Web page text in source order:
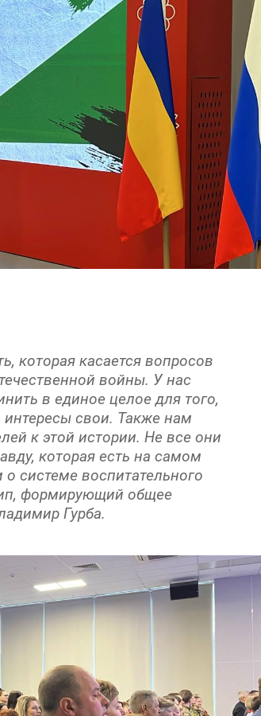
которая касается вопросов
войны. У нас
в единое целое для того,
свои. Также нам
к этой истории. Не все они
которая есть на самом
системе воспитательного
формирующий общее
Гурба.